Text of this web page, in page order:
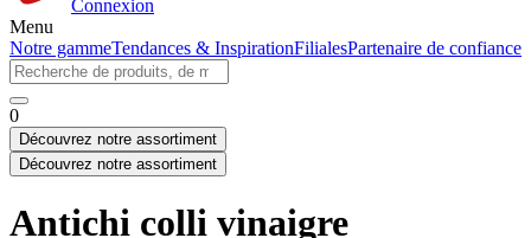
Connexion
Menu
Notre gammeTendances & InspirationFilialesPartenaire de confiance
0
Découvrez notre assortiment
Découvrez notre assortiment
Antichi colli vinaigre